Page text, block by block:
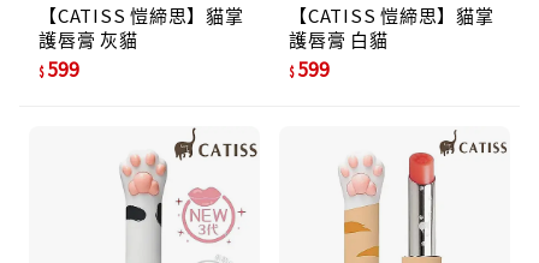
【CATISS 愷締思】貓掌
護唇膏 灰貓
599
【CATISS 愷締思】貓掌
護唇膏 白貓
599